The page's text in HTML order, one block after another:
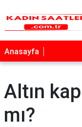
Anasayfa
Altın
mı?